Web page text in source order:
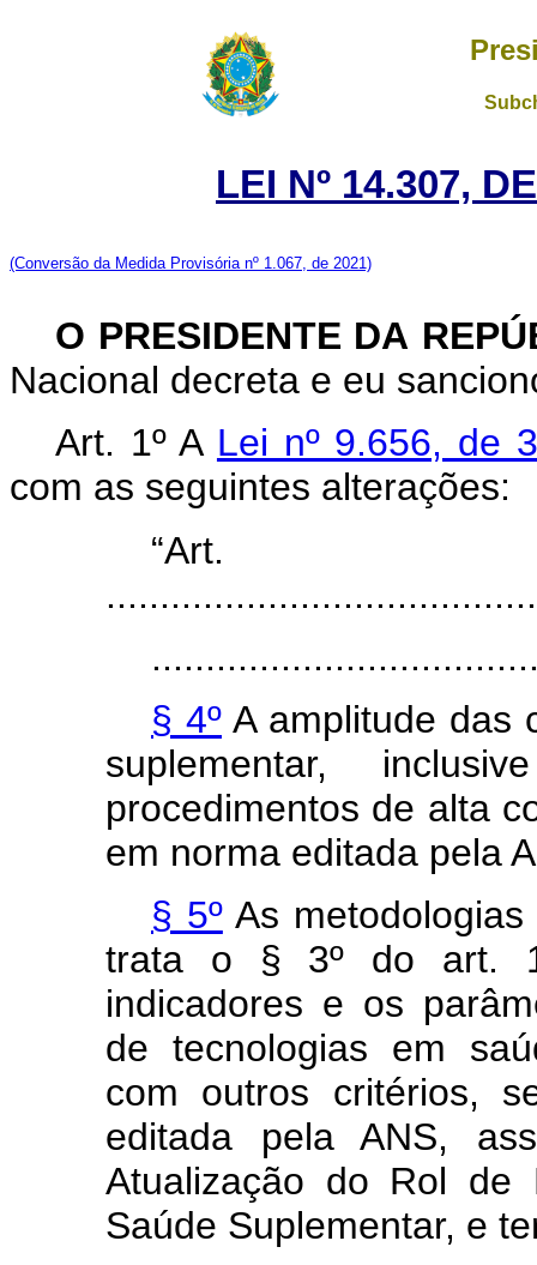
LEI Nº 14.307,
(Conversão da Medida Provisória nº 1.067, de 2021)
O PRESIDENTE DA
Nacional decreta e eu
Art. 1º A Lei nº 9.656, de
com as seguintes alterações:
§ 4º A amplitude das
suplementar,
procedimentos de alta
em norma editada pela
§ 5ºAs metodologias
trata o § 3º do art.
indicadores e os
de tecnologias em
com outros critérios,
editada pela ANS,
Atualização do Rol de
Saúde Suplementar, e